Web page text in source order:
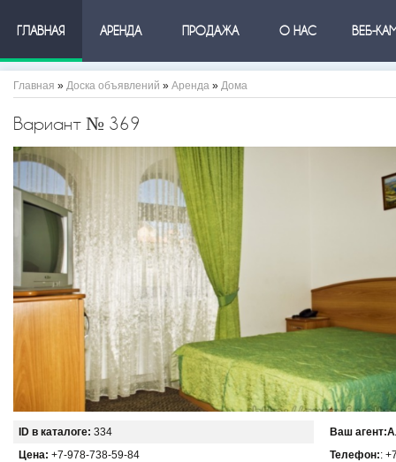
ГЛАВНАЯ АРЕНДА ПРОДАЖА О НАС ВЕБ-
Главная » Доска объявлений » Аренда » Дома
Вариант № 369
ID в каталоге: 334
Цена: +7-978-738-59-84
Ваш агент:
Телефон::